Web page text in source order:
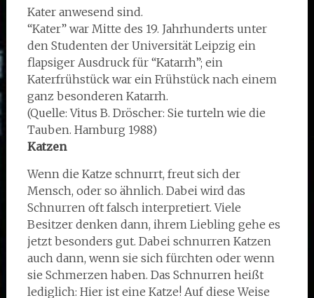
Kater anwesend sind.
“Kater” war Mitte des 19. Jahrhunderts unter
den Studenten der Universität Leipzig ein
flapsiger Ausdruck für “Katarrh”; ein
Katerfrühstück war ein Frühstück nach einem
ganz besonderen Katarrh.
(Quelle: Vitus B. Dröscher: Sie turteln wie die
Tauben. Hamburg 1988)
Katzen
Wenn die Katze schnurrt, freut sich der
Mensch, oder so ähnlich. Dabei wird das
Schnurren oft falsch interpretiert. Viele
Besitzer denken dann, ihrem Liebling gehe es
jetzt besonders gut. Dabei schnurren Katzen
auch dann, wenn sie sich fürchten oder wenn
sie Schmerzen haben. Das Schnurren heißt
lediglich: Hier ist eine Katze! Auf diese Weise